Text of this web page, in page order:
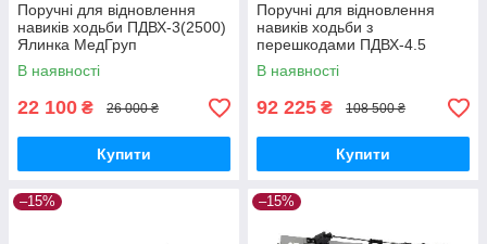
Поручні для відновлення
навиків ходьби ПДВХ-3(2500)
Ялинка МедГруп
В наявності
22 100 ₴ 26 000 ₴
Купити
Поручні для відновлення
навиків ходьби з
перешкодами ПДВХ-4.5
(5000) МедГруп
В наявності
92 225 ₴ 108 500 ₴
Купити
–15% –15%